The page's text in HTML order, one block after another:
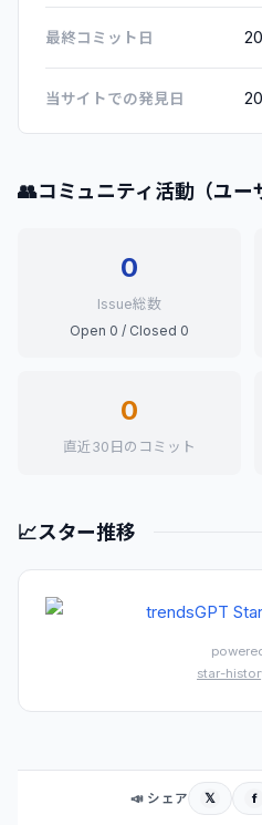
最終コミット日
当サイトでの発見日
👥コミュニティ活動（ユー
0
Issue総数
Open 0 / Closed 0
0
直近30日のコミット
📈スター推移
star-
📣 シェア 𝕏 f